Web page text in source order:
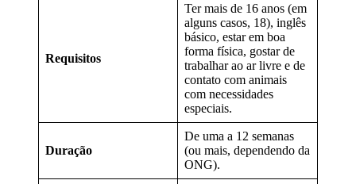
Requisitos
Ter mais de 16 anos (em
alguns casos, 18), inglês
básico, estar em boa
forma física, gostar de
trabalhar ao ar livre e de
contato com animais
com necessidades
especiais.
Duração
De uma a 12 semanas
(ou mais, dependendo da
ONG).